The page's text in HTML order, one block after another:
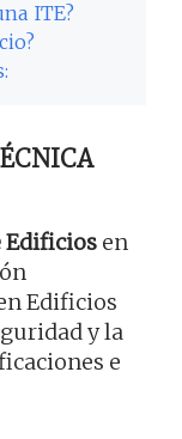
ITE?
Edificios en
Edificios
y la
e